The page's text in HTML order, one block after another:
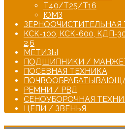
Т40/Т25/Т16
ЮМЗ
ЗЕРНООЧИСТИТЕЛЬНАЯ
КСК-100, КСК-600, КДП-
2,6
МЕТИЗЫ
ПОДШИПНИКИ /
ПОСЕВНАЯ ТЕХНИКА
РЕМНИ / РВД
СЕНОУБОРОЧНАЯ
ЦЕПИ / ЗВЕНЬЯ